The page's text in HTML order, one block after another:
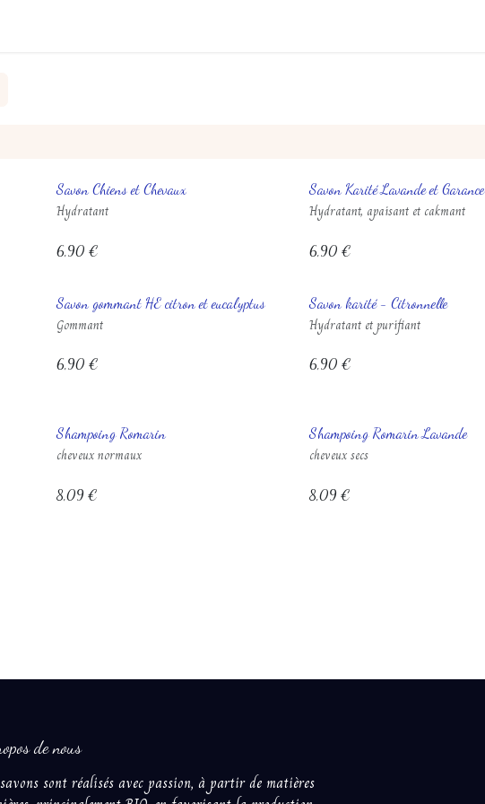
Savon Chiens et Chevaux
Hydratant
6,90 €
Savon Karité Lavande et Garance
Hydratant, apaisant et cakmant
6,90 €
Savon gommant HE citron et eucalyptus
Gommant
6,90 €
Savon karité - Citronnelle
Hydratant et purifiant
6,90 €
Shampoing Romarin
cheveux normaux
8,09 €
Shampoing Romarin Lavande
cheveux secs
8,09 €
de nous
sont réalisés avec passion, à partir ​de matières